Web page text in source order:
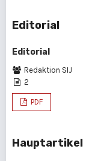
Editorial
Editorial
Redaktion SIJ
2
PDF
Hauptartikel